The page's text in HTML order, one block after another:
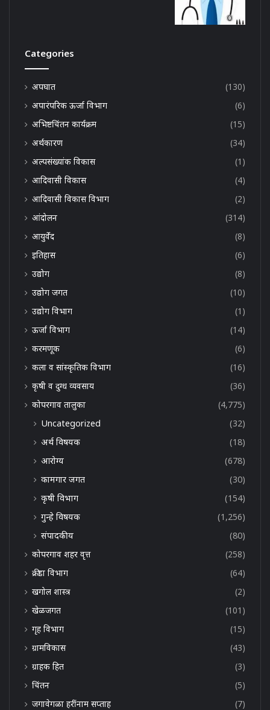
Categories
अपघात
(130)
अपारंपरिक ऊर्जा विभाग
(6)
अभिष्टचिंतन कार्यक्रम
(15)
अर्थकारण
(34)
अल्पसंख्यांक विकास
(1)
आदिवासी विकास
(4)
आदिवासी विकास विभाग
(2)
आंदोलन
(314)
आयुर्वेद
(8)
इतिहास
(6)
उद्योग
(8)
उद्योग जगत
(10)
उद्योग विभाग
(1)
ऊर्जा विभाग
(14)
करमणूक
(6)
कला व सांस्कृतिक विभाग
(16)
कृषी व दुग्ध व्यवसाय
(36)
कोपरगाव तालुका
(4,775)
Uncategorized
(32)
अर्थ विषयक
(18)
आरोग्य
(678)
कामगार जगत
(30)
कृषी विभाग
(154)
गुन्हे विषयक
(1,256)
संपादकीय
(80)
कोपरगाव शहर वृत्त
(258)
क्रीडा विभाग
(64)
खगोल शास्त्र
(2)
खेळजगत
(101)
गृह विभाग
(15)
ग्रामविकास
(43)
ग्राहक हित
(3)
चिंतन
(5)
जगावेगळा हरींनाम सप्ताह
(7)